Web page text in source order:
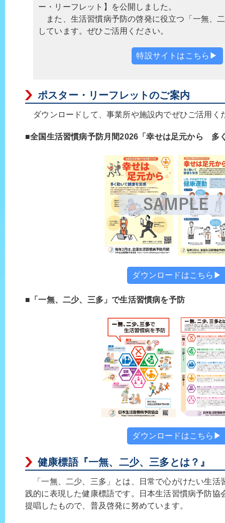
ー・リーフレット】を公開しました。
また、生活習慣病予防の啓発に役立つ「一無、
しています。ぜひご活用ください。
特設サイトはこちら▶
ポスター・リーフレットのご案内
ダウンロードして、事業所や施設内でぜひご活用く
■全国生活習慣病予防月間2026「幸せは足元から 多
ダウンロードはこちら▶
■「一無、二少、三多」で生活習慣病を予防
ダウンロードはこちら▶
健康標語『一無、二少、三多とは？』
「一無、二少、三多」とは、日常で心がけたい生活
践的に表現した健康標語です。日本生活習慣病予防協
提唱したもので、普及啓発に努めています。